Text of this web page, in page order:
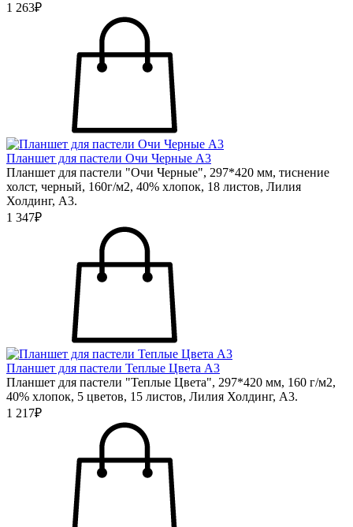
1 263₽
Планшет для пастели Очи Черные А3
Планшет для пастели "Очи Черные", 297*420 мм, тиснение
холст, черный, 160г/м2, 40% хлопок, 18 листов, Лилия
Холдинг, А3.
1 347₽
Планшет для пастели Теплые Цвета А3
Планшет для пастели "Теплые Цвета", 297*420 мм, 160 г/м2,
40% хлопок, 5 цветов, 15 листов, Лилия Холдинг, А3.
1 217₽